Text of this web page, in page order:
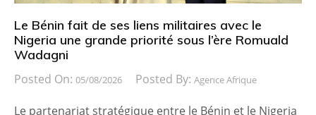
Le Bénin fait de ses liens militaires avec le
Nigeria une grande priorité sous l’ère Romuald
Wadagni
Posted On: 05/08/2026 Posted By: Agence Afrique
Le partenariat stratégique entre le Bénin et le Nigeria